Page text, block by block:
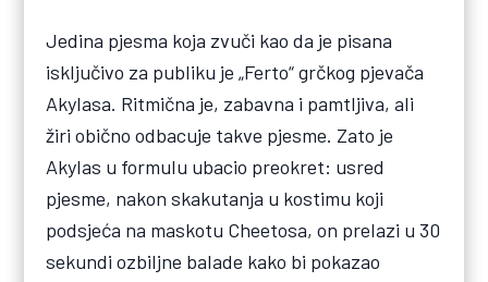
Jedina pjesma koja zvuči kao da je pisana
isključivo za publiku je „Ferto“ grčkog pjevača
Akylasa. Ritmična je, zabavna i pamtljiva, ali
žiri obično odbacuje takve pjesme. Zato je
Akylas u formulu ubacio preokret: usred
pjesme, nakon skakutanja u kostimu koji
podsjeća na maskotu Cheetosa, on prelazi u 30
sekundi ozbiljne balade kako bi pokazao